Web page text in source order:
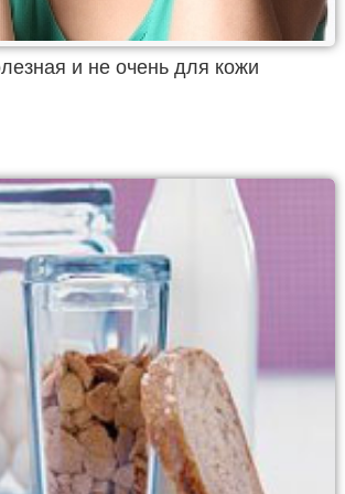
и не очень для кожи